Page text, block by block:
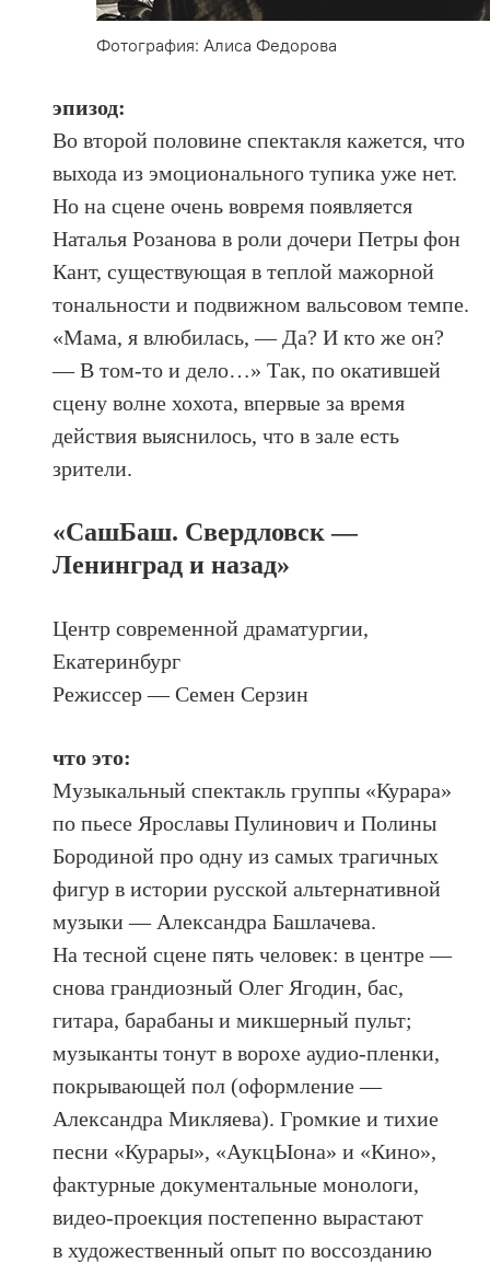
Фотография: Алиса Федорова
эпизод:
Во второй половине спектакля кажется, что
выхода из эмоционального тупика уже нет.
Но на сцене очень вовремя появляется
Наталья Розанова в роли дочери Петры фон
Кант, существующая в теплой мажорной
тональности и подвижном вальсовом темпе.
«Мама, я влюбилась, — Да? И кто же он?
— В том-то и дело…» Так, по окатившей
сцену волне хохота, впервые за время
действия выяснилось, что в зале есть
зрители.
«СашБаш. Свердловск —
Ленинград и назад»
Центр современной драматургии,
Екатеринбург
Режиссер — Семен Серзин
что это:
Музыкальный спектакль группы «Курара»
по пьесе Ярославы Пулинович и Полины
Бородиной про одну из самых трагичных
фигур в истории русской альтернативной
музыки — Александра Башлачева.
На тесной сцене пять человек: в центре —
снова грандиозный Олег Ягодин, бас,
гитара, барабаны и микшерный пульт;
музыканты тонут в ворохе аудио-пленки,
покрывающей пол (оформление —
Александра Микляева). Громкие и тихие
песни «Курары», «АукцЫона» и «Кино»,
фактурные документальные монологи,
видео-проекция постепенно вырастают
в художественный опыт по воссозданию